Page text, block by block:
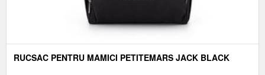
RUCSAC PENTRU MAMICI PETITEMARS JACK BLACK